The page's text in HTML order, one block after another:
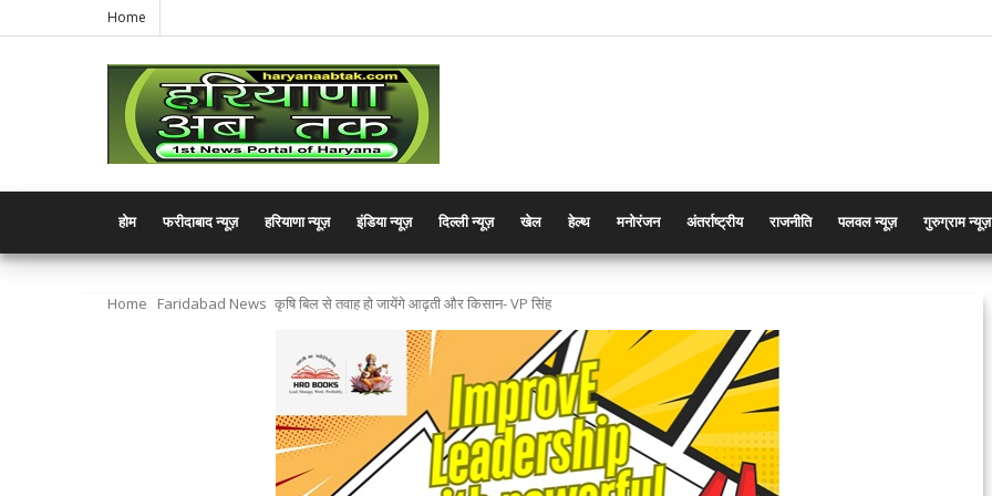
Home
होम फरीदाबाद न्यूज़ हरियाणा न्यूज़ इंडिया न्यूज़ दिल्ली न्यूज़ खेल हेल्थ मनोरंजन अंतर्राष्ट्रीय राजनीति पलवल न्यूज़ गुरुग्राम न्यूज़
Home Faridabad News कृषि बिल से तवाह हो जायेंगे आढ़ती और किसान- VP सिंह